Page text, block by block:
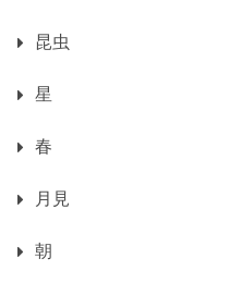
昆虫
星
春
月見
朝